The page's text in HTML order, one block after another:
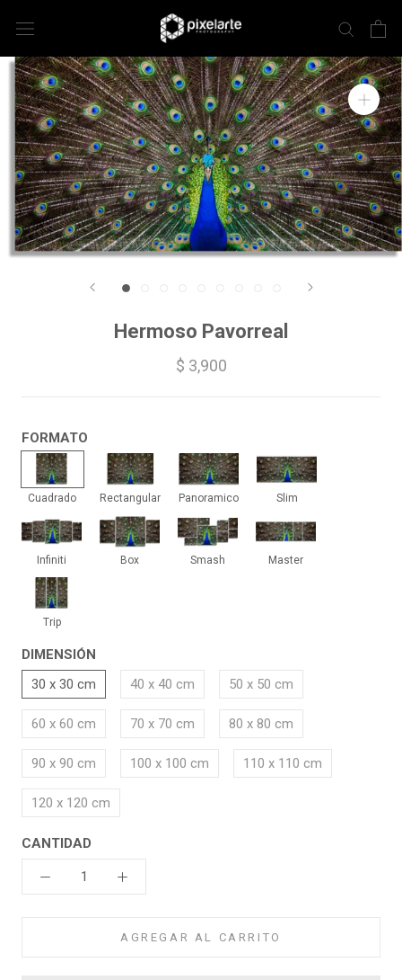
Hermoso Pavorreal
$ 3,900
FORMATO
Cuadrado
Cuadrado
Rectangular
Rectangular
Panoramico
Panoramico
Slim
Slim
Infiniti
Infiniti
Box
Box
Smash
Smash
Master
Master
Trip
Trip
DIMENSIÓN
30 x 30 cm
40 x 40 cm 50 x 50 cm
60 x 60 cm 70 x 70 cm 80 x 80 cm
90 x 90 cm 100 x 100 cm 110 x 110 cm
120 x 120 cm
CANTIDAD
AGREGAR AL CARRITO